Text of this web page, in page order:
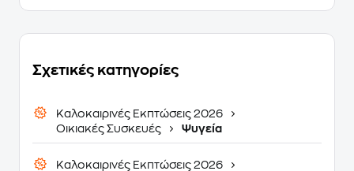
Σχετικές κατηγορίες
Καλοκαιρινές Εκπτώσεις 2026
Οικιακές Συσκευές
Ψυγεία
Καλοκαιρινές Εκπτώσεις 2026